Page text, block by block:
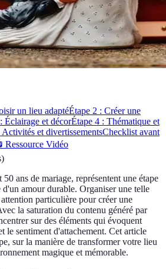
un lieu adaptéÉtape 2 : Créer une
Éclairage et décorÉtape 4 : Thématique et
Activités et divertissementsChecklist avant
Ressource Vidéo
)
50 ans de mariage, représentent une étape
d'un amour durable. Organiser une telle
particulière pour créer une
la saturation du contenu généré par
sur des éléments qui évoquent
le sentiment d'attachement. Cet article
sur la manière de transformer votre lieu
magique et mémorable.